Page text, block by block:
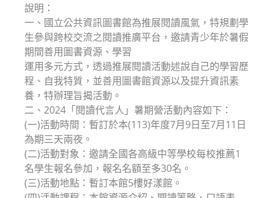
說明：
一、國立公共資訊圖書館為推展閱讀風氣，特規劃學
生參與跨校交流之閱讀推廣平台，邀請青少年於暑假
期間善用圖書資源、學習
運用多元方式，透過推展閱讀活動述說自己的學習歷
程、自我特質，並善用圖書館資源以及提升資訊素
養，特辦理旨揭活動。
二、2024「閱讀代言人」暑期營活動內容如下：
(一)活動時間：暫訂於本(113)年度7月9日至7月11日
為期三天兩夜。
(二)活動對象：邀請全國各高級中等學校每校推薦1
名學生報名參加，報名名額至多30名。
(三)活動地點：暫訂本館5樓好漾館。